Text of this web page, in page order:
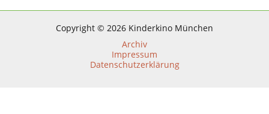
Copyright © 2026 Kinderkino München
Archiv
Impressum
Datenschutzerklärung